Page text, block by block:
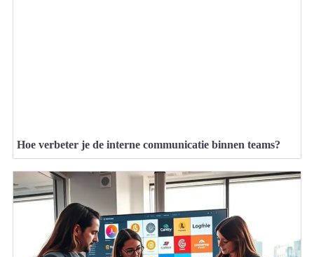
Hoe verbeter je de interne communicatie binnen teams?